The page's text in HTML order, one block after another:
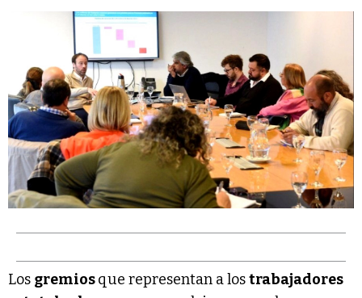
Los gremiosque representan a lostrabajadores